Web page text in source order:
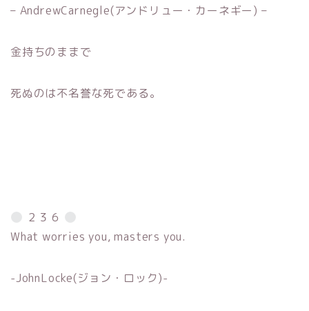
– AndrewCarnegle(アンドリュー・カーネギー) –
金持ちのままで
死ぬのは不名誉な死である。
２３６
What worries you, masters you.
-JohnLocke(ジョン・ロック)-